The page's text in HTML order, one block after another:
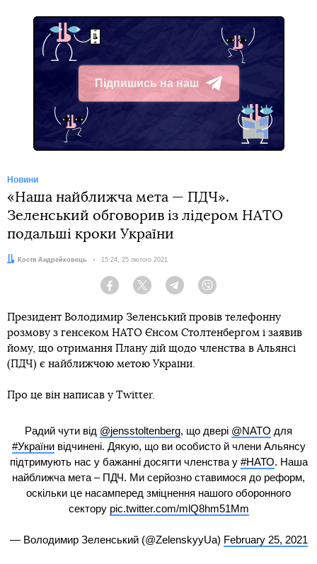
Підпишись на наш
Telegram
Новини
«Наша найближча мета — ПДЧ».
Зеленський обговорив із лідером НАТО
подальші кроки України
Автор:Костя Андрейковець Дата:
15:24, 25 лютого 2021
Facebook Twitter Telegram
Президент Володимир Зеленський провів телефонну
розмову з генсеком НАТО Єнсом Столтенбергом і заявив
йому, що отримання Плану дій щодо членства в Альянсі
(ПДЧ) є найближчою метою України.
Про це він написав у Twitter.
Радий чути від @jensstoltenberg, що двері @NATO для
#Українивідчинені. Дякую, що ви особисто й члени Альянсу
підтримують нас у бажанні досягти членства у #НАТО. Наша
найближча мета – ПДЧ. Ми серйозно ставимося до реформ,
оскільки це насамперед зміцнення нашого оборонного
сектору pic.twitter.com/mlQ8hm51Mm
— Володимир Зеленський (@ZelenskyyUa) February 25, 2021